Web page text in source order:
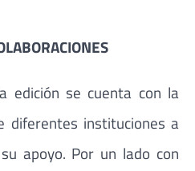
edición se cuenta con la
diferentes instituciones a
apoyo. Por un lado con